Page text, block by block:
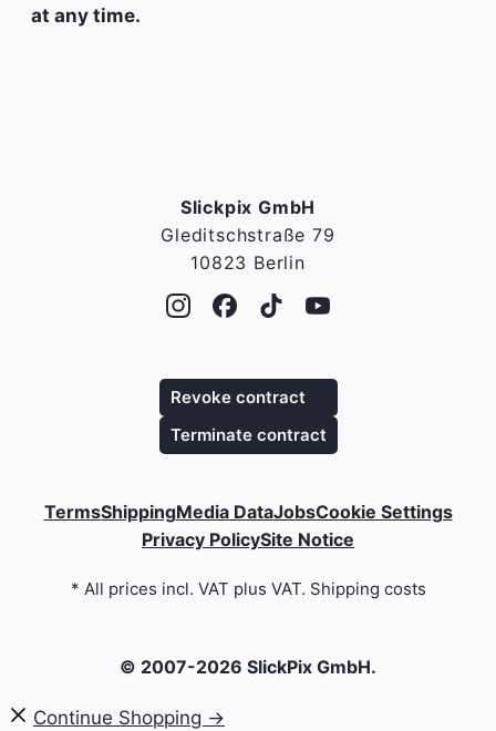
at any time.
Slickpix GmbH
Gleditschstraße 79
10823 Berlin
© 2007-2026 SlickPix GmbH.
TermsShippingMedia DataJobsCookie Settings
Privacy PolicySite Notice
Revoke contract
Terminate contract
* All prices incl. VAT plus VAT. Shipping costs
Continue Shopping →